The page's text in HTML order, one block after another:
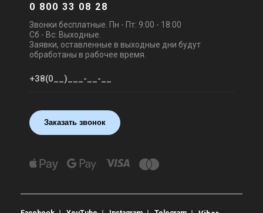
0 800 33 08 28
Звонки бесплатные. Пн - Пт: 9:00 - 18:00
Сб - Вс: Выходные.
Заявки, оставленные в выходные дни будут
обработаны в рабочее время.
Заказать звонок